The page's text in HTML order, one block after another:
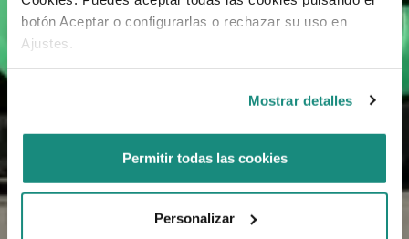
botón Aceptar o configurarlas o rechazar su uso en
Ajustes.
Mostrar detalles
Permitir todas las cookies
Personalizar